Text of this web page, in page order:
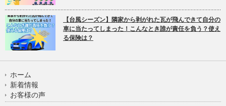
【台風シーズン】隣家から剥がれた瓦が飛んできて自分の
車に当たってしまった！こんなとき誰が責任を負う？使え
る保険は？
ホーム
新着情報
お客様の声